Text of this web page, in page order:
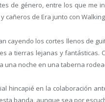
de género, entre los que me
cañeros de Era junto con
cayendo los cortes llenos de
a tierras lejanas y fantásticas.
una noche en una taberna
hincapié en la colaboración
banda, aunque sea por